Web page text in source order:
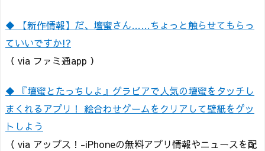
◆ 【新作情報】だ、壇蜜さん……ちょっと触らせてもらっ
ていいですか!?
（ via ファミ通app ）
◆ 『壇蜜とたっちしよ』グラビアで人気の壇蜜をタッチし
まくれるアプリ！ 絵合わせゲームをクリアして壁紙をゲッ
トしよう
（ via アップス！-iPhoneの無料アプリ情報やニュースを配